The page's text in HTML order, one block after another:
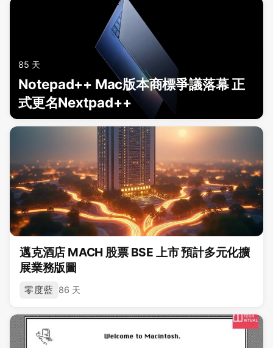
85 天
Notepad++ Mac版本商標爭議落幕 正
式更名Nextpad++
邁克酒店 MACH 股票 BSE 上市 預計多元化擴
展業務版圖
零度藍 86 天